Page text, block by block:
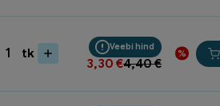
tk
4,40€
3,30 €
Veebi hind